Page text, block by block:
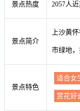
景点热度 2057人
景点简介
上沙黄
市绿地，
景点特色
适合女
赏花好